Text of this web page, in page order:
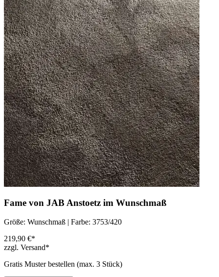
Fame von JAB Anstoetz im Wunschmaß
Größe: Wunschmaß | Farbe: 3753/420
219,90 €*
zzgl. Versand*
Gratis Muster bestellen (max. 3 Stück)